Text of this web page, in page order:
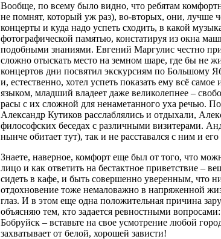
Вообще, по всему было видно, что ребятам
не помнят, который уж раз), во-вторых, они, лучше
концерты и куда надо успеть сходить, в какой
фотографической памятью, констатируя из окна
подобными знаниями. Евгений Маргулис честно
сложно отыскать место на земном шаре, где бы не
концертов дни посвятил экскурсиям по Большому
и, естественно, хотел успеть показать ему всё
языком, младший владеет даже великолепнее –
расы с их сложной для ненаметанного уха речью.
Александр Кутиков расслаблялись и отдыхали,
философских беседах с различными визитерами.
нынче обитает тут), так и не расставался с ним и
Знаете, наверное, комфорт еще был от того, что
лицо и как ответить на бестактное приветствие –
сидеть в кафе, и быть совершенно уверенным, что
отдохновение тоже немаловажно в напряженной
глаз. И в этом еще одна положительная причина
объясняю тем, кто задается ревностными
Бобруйск – вставьте на свое усмотрение любой
захватывает от белой, хорошей зависти!